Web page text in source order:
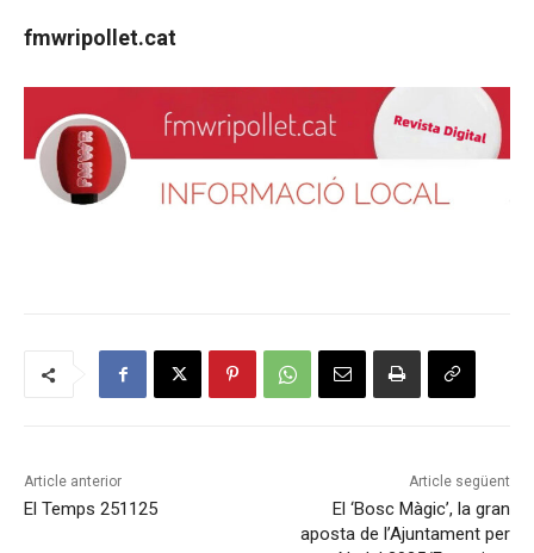
fmwripollet.cat
Article anterior
El Temps 251125
Article següent
El ‘Bosc Màgic’, la gran
aposta de l’Ajuntament per